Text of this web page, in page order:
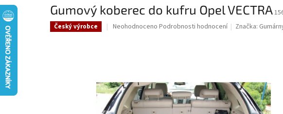
Gumový koberec do kufru Opel VECTRA
Český výrobce
Průměrné
5
hvězdiček.
Neohodnoceno Podrobnosti hodnocení Značka: